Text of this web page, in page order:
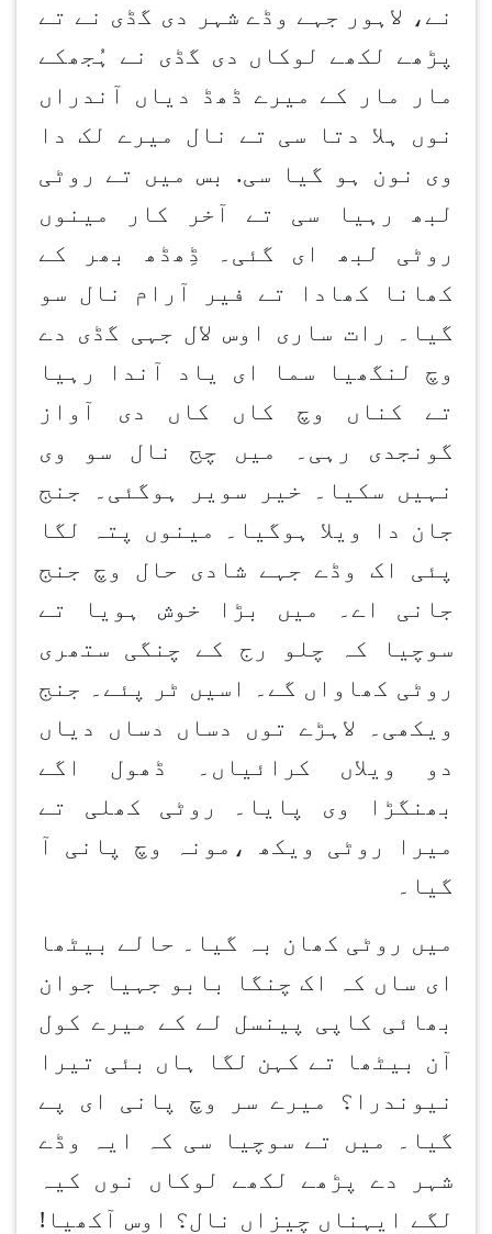
نے، لاہور جہے وڈے شہر دی گڈی نے تے
پڑھے لکھے لوکاں دی گڈی نے ہُجھکے
مار مار کے میرے ڈھڈ دیاں آندراں
نوں ہلا دتا سی تے نال میرے لک دا
وی نون ہو گیا سی. بس میں تے روٹی
لبھ رہیا سی تے آخر کار مینوں
روٹی لبھ ای گئی۔ ڈِھڈھ بھر کے
کھانا کھادا تے فیر آرام نال سو
گیا۔ رات ساری اوس لال جہی گڈی دے
وچ لنگھیا سما ای یاد آندا رہیا
تے کناں وچ کاں کاں دی آواز
گونجدی رہی۔ میں چج نال سو وی
نہیں سکیا۔ خیر سویر ہوگئی۔ جنج
جان دا ویلا ہوگیا۔ مینوں پتہ لگا
پئی اک وڈے جہے شادی حال وچ جنج
جانی اے۔ میں بڑا خوش ہویا تے
سوچیا کہ چلو رج کے چنگی ستھری
روٹی کھاواں گے۔ اسیں ٹر پئے۔ جنج
ویکھی۔ لاہڑے توں دساں دساں دیاں
دو ویلاں کرائیاں۔ ڈھول اگے
بھنگڑا وی پایا۔ روٹی کھلی تے
میرا روٹی ویکھ ،مونہ وچ پانی آ
گیا۔
میں روٹی کھان بہ گیا۔ حالے بیٹھا
ای ساں کہ اک چنگا بابو جہیا جوان
بھائی کاپی پینسل لے کے میرے کول
آن بیٹھا تے کہن لگا ہاں بئی تیرا
نیوندرا؟ میرے سر وچ پانی ای پے
گیا۔ میں تے سوچیا سی کہ ایہ وڈے
شہر دے پڑھے لکھے لوکاں نوں کیہ
لگے ایہناں چیزاں نال؟ اوس آکھیا!